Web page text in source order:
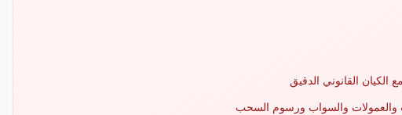
الكيان القانوني الدقيق
والعمولات والسواب ورسوم السحب